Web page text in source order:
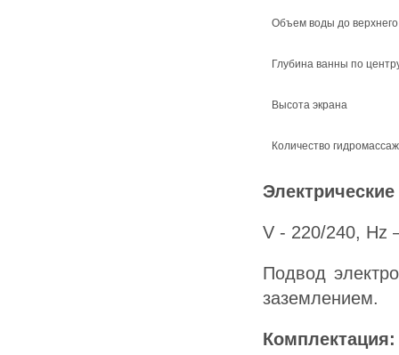
Объем воды до верхнего
Глубина ванны по
Высота экрана
Количество
V - 220/240, Hz
Подвод
заземлением.
Комплектация: